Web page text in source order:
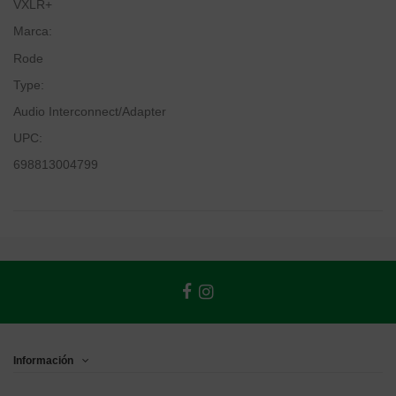
VXLR+
Marca:
Rode
Type:
Audio Interconnect/Adapter
UPC:
698813004799
Información